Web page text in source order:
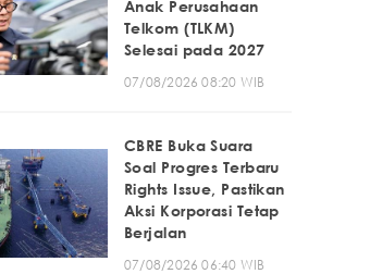
Anak Perusahaan
Telkom (TLKM)
Selesai pada 2027
07/08/2026 08:20 WIB
CBRE Buka Suara
Soal Progres Terbaru
Rights Issue, Pastikan
Aksi Korporasi Tetap
Berjalan
07/08/2026 06:40 WIB